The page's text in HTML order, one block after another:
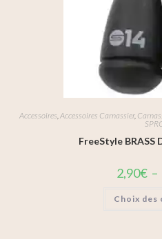
Accessoires Accessoires Carnassier,
FreeStyle BRASS
2,90€ –
Choix des